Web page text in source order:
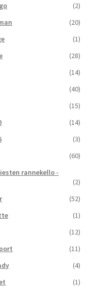
(2)
(20)
(1)
(28)
(14)
(40)
(15)
(14)
(3)
(60)
rannekello -
(2)
(52)
(1)
(12)
(11)
(4)
(1)